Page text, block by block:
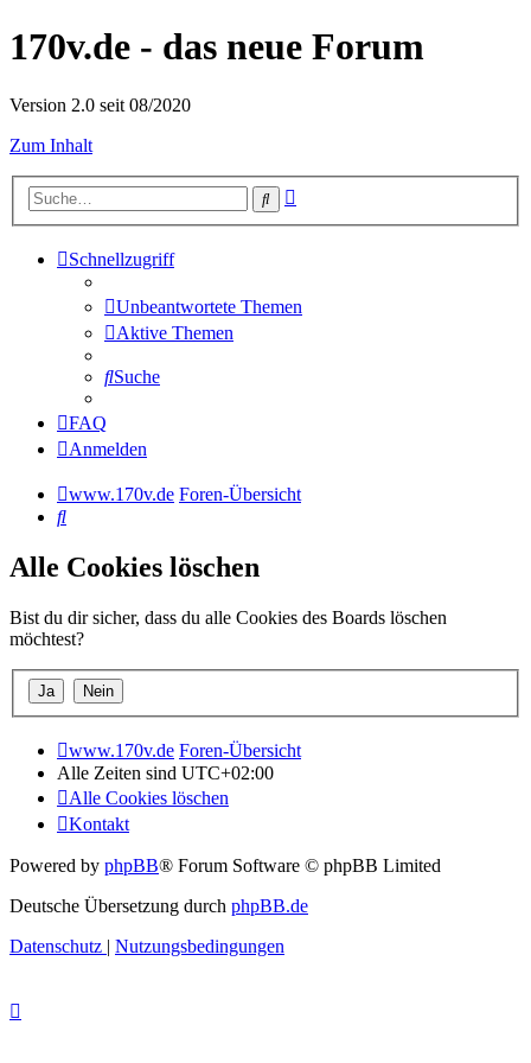
170v.de - das neue Forum
Version 2.0 seit 08/2020
Zum Inhalt
Suche
Schnellzugriff
Unbeantwortete Themen
Aktive Themen
Suche
FAQ
Anmelden
www.170v.de Foren-Übersicht
Suche
Alle Cookies löschen
Bist du dir sicher, dass du alle Cookies des Boards löschen
möchtest?
www.170v.de Foren-Übersicht
Alle Zeiten sind UTC+02:00
Alle Cookies löschen
Kontakt
Powered by phpBB® Forum Software © phpBB Limited
Deutsche Übersetzung durch phpBB.de
Datenschutz | Nutzungsbedingungen